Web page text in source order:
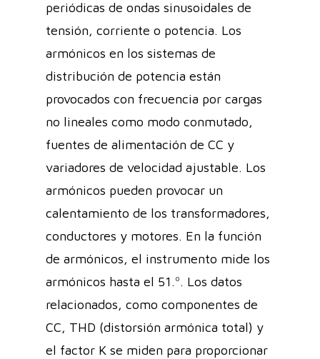
periódicas de ondas sinusoidales de
tensión, corriente o potencia. Los
armónicos en los sistemas de
distribución de potencia están
provocados con frecuencia por cargas
no lineales como modo conmutado,
fuentes de alimentación de CC y
variadores de velocidad ajustable. Los
armónicos pueden provocar un
calentamiento de los transformadores,
conductores y motores. En la función
de armónicos, el instrumento mide los
armónicos hasta el 51.º. Los datos
relacionados, como componentes de
CC, THD (distorsión armónica total) y
el factor K se miden para proporcionar